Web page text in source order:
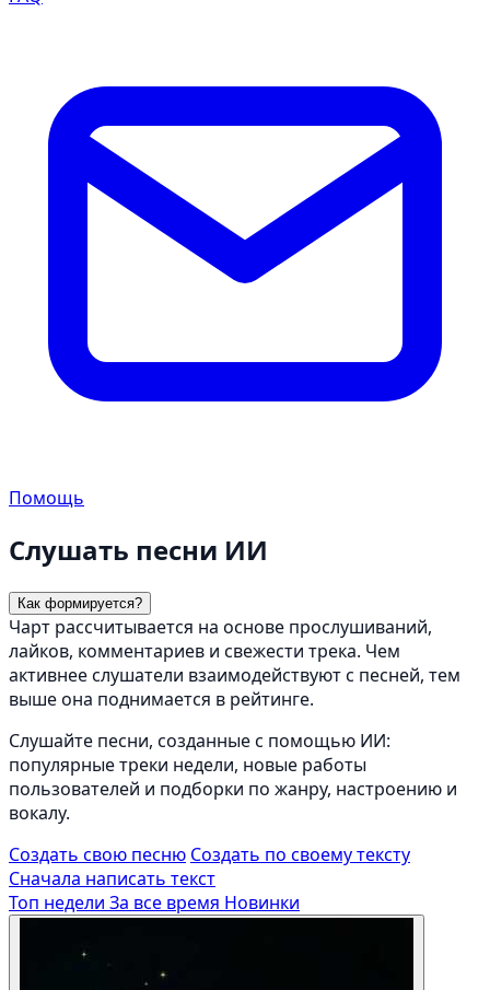
Помощь
Слушать песни ИИ
Как формируется?
Чарт рассчитывается на основе прослушиваний,
лайков, комментариев и свежести трека. Чем
активнее слушатели взаимодействуют с песней, тем
выше она поднимается в рейтинге.
Слушайте песни, созданные с помощью ИИ:
популярные треки недели, новые работы
пользователей и подборки по жанру, настроению и
вокалу.
Создать свою песню Создать по своему тексту
Сначала написать текст
Топ недели За все время Новинки